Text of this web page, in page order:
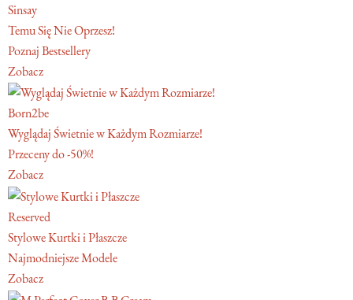
Sinsay
Temu Się Nie Oprzesz!
Poznaj Bestsellery
Zobacz
Born2be
Wyglądaj Świetnie w Każdym Rozmiarze!
Przeceny do -50%!
Zobacz
Reserved
Stylowe Kurtki i Płaszcze
Najmodniejsze Modele
Zobacz